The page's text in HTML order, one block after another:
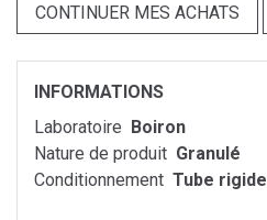
CONTINUER MES ACHATS
INFORMATIONS
Laboratoire Boiron
Nature de produit Granulé
Conditionnement Tube rigide